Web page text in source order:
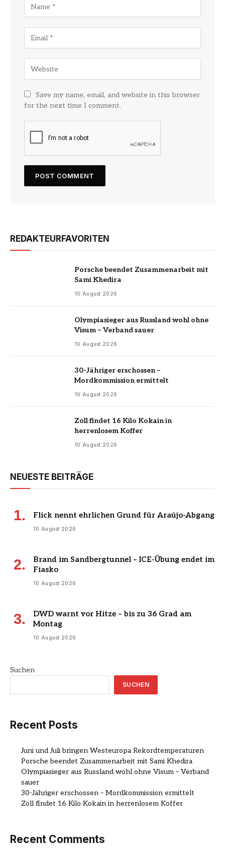
Save my name, email, and website in this browser
for the next time I comment.
REDAKTEURFAVORITEN
Porsche beendet Zusammenarbeit mit
Sami Khedira
10 August 2026
Olympiasieger aus Russland wohl ohne
Visum – Verband sauer
10 August 2026
30-Jähriger erschossen –
Mordkommission ermittelt
10 August 2026
Zoll findet 16 Kilo Kokain in
herrenlosem Koffer
10 August 2026
NEUESTE BEITRÄGE
Flick nennt ehrlichen Grund für Araújo-Abgang
10 August 2026
Brand im Sandbergtunnel – ICE-Übung endet im
Fiasko
10 August 2026
DWD warnt vor Hitze – bis zu 36 Grad am
Montag
10 August 2026
Suchen
SUCHEN
Recent Posts
Juni und Juli bringen Westeuropa Rekordtemperaturen
Porsche beendet Zusammenarbeit mit Sami Khedira
Olympiasieger aus Russland wohl ohne Visum – Verband
sauer
30-Jähriger erschossen – Mordkommission ermittelt
Zoll findet 16 Kilo Kokain in herrenlosem Koffer
Recent Comments